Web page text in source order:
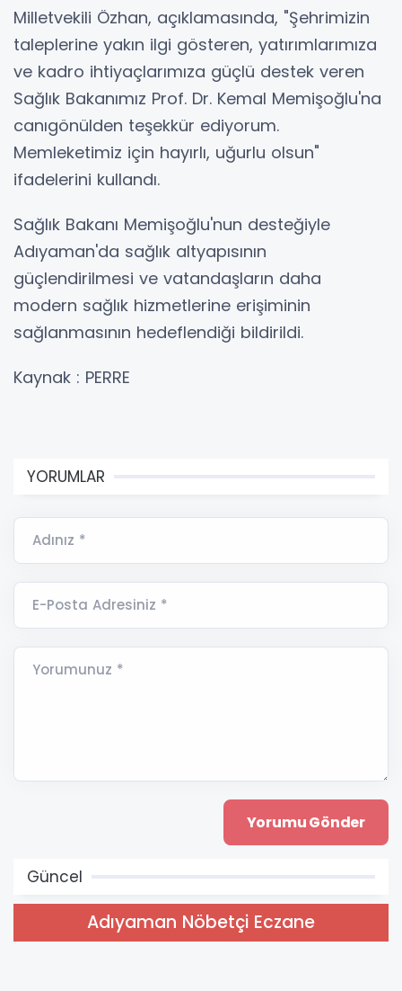
Milletvekili Özhan, açıklamasında, "Şehrimizin
taleplerine yakın ilgi gösteren, yatırımlarımıza
ve kadro ihtiyaçlarımıza güçlü destek veren
Sağlık Bakanımız Prof. Dr. Kemal Memişoğlu'na
canıgönülden teşekkür ediyorum.
Memleketimiz için hayırlı, uğurlu olsun"
ifadelerini kullandı.
Sağlık Bakanı Memişoğlu'nun desteğiyle
Adıyaman'da sağlık altyapısının
güçlendirilmesi ve vatandaşların daha
modern sağlık hizmetlerine erişiminin
sağlanmasının hedeflendiği bildirildi.
Kaynak : PERRE
YORUMLAR
Adınız *
E-Posta Adresiniz *
Yorumunuz *
Güncel
Adıyaman Nöbetçi Eczane